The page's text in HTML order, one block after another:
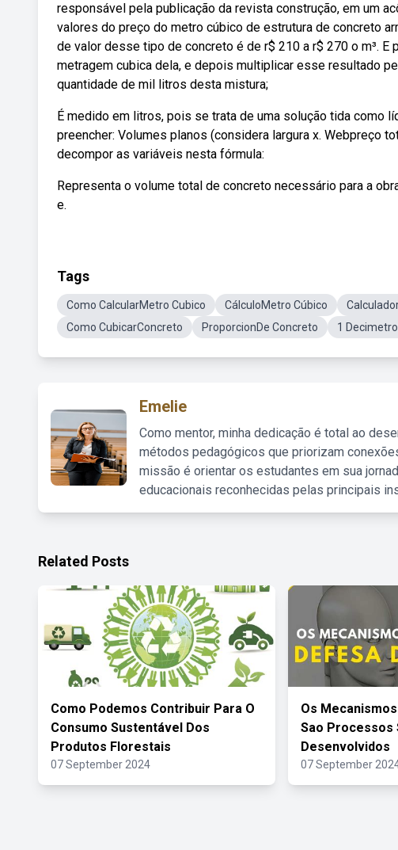
responsável pela publicação da revista construção, em um
valores do preço do metro cúbico de estrutura de concreto
de valor desse tipo de concreto é de r$ 210 a r$ 270 o m³.
metragem cubica dela, e depois multiplicar esse resultado
quantidade de mil litros desta mistura;
É medido em litros, pois se trata de uma solução tida como
preencher: Volumes planos (considera largura x. Webpreço
decompor as variáveis nesta fórmula:
Representa o volume total de concreto necessário para a
e.
Tags
Como CalcularMetro Cubico CálculoMetro Cúbico
Como CubicarConcreto
ProporcionDe Concreto 1
Emelie
Como mentor, minha dedicação é total ao
métodos pedagógicos que priorizam
missão é orientar os estudantes em sua
educacionais reconhecidas pelas principais
Related Posts
Como Podemos Contribuir Para O
Consumo Sustentável Dos
Produtos Florestais
07 September 2024
Os
Sao Processos
Desenvolvidos
07 September